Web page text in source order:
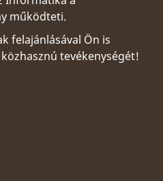
működteti.
felajánlásával Ön is
tevékenységét!